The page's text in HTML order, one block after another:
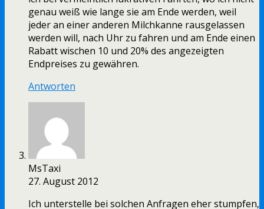
genau weiß wie lange sie am Ende werden, weil
jeder an einer anderen Milchkanne rausgelassen
werden will, nach Uhr zu fahren und am Ende einen
Rabatt wischen 10 und 20% des angezeigten
Endpreises zu gewähren.
Antworten
MsTaxi
27. August 2012
Ich unterstelle bei solchen Anfragen eher stumpfen,